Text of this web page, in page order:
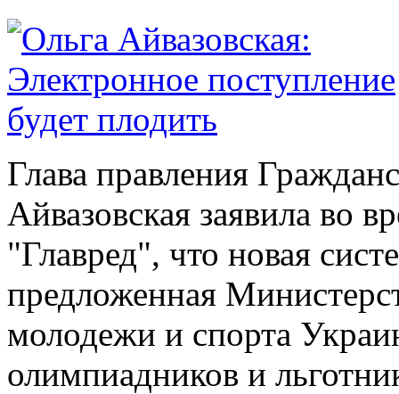
Глава правления
Айвазовская заявила во
"Главред", что новая
предложенная
молодежи и спорта
олимпиадников и